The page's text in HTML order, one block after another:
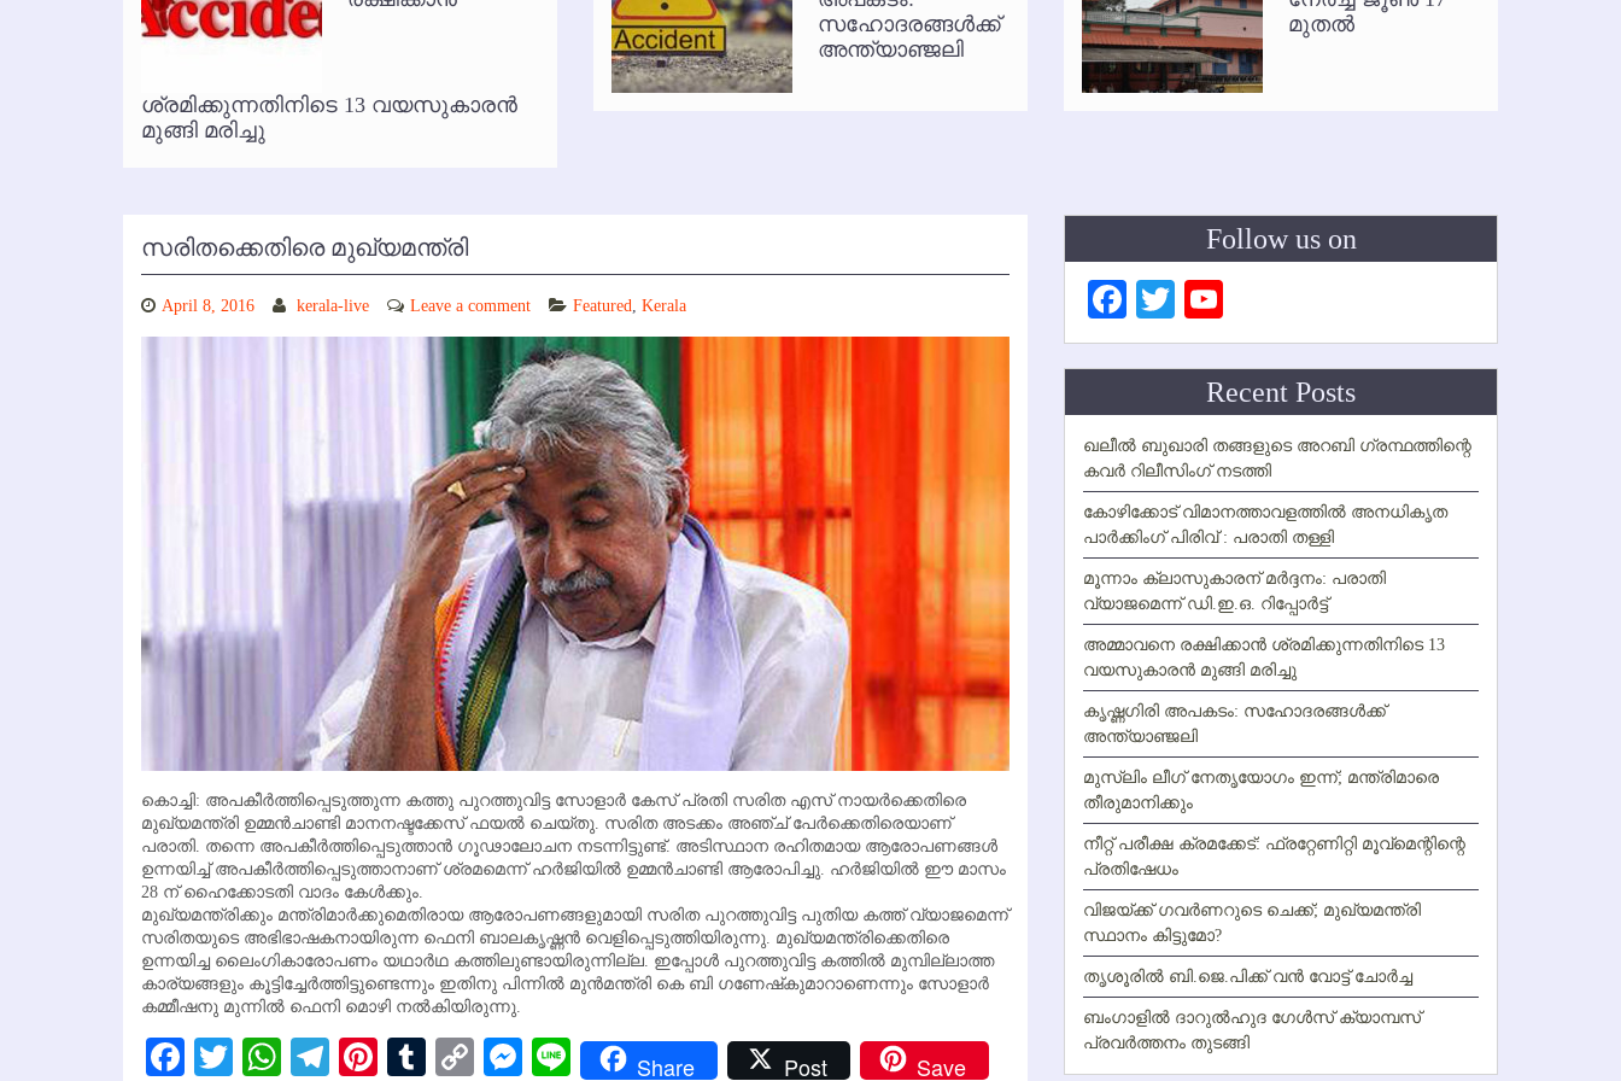
കോഴിക്കോട് വിമാനത്താവളത്തില്‍ അനധികൃത പാര്‍ക്കിംഗ് പിരിവ് : പരാതി തള്ളി
ശ്രമിക്കുന്നതിനിടെ 13 വയസുകാരന്‍
മുങ്ങി മരിച്ചു
സഹോദരങ്ങള്‍ക്ക്
അന്ത്യാഞ്ജലി
മുതല്‍
സരിതക്കെതിരെ മുഖ്യമന്ത്രി
April 8, 2016 kerala-live Leave a comment Featured, Kerala
കൊച്ചി: അപകീര്‍ത്തിപ്പെടുത്തുന്ന കത്തു പുറത്തുവിട്ട സോളാര്‍ കേസ് പ്രതി സരിത എസ് നായര്‍ക്കെതിരെ
മുഖ്യമന്ത്രി ഉമ്മന്‍ചാണ്ടി മാനനഷ്ടക്കേസ് ഫയല്‍ ചെയ്തു. സരിത അടക്കം അഞ്ച് പേര്‍ക്കെതിരെയാണ്
പരാതി. തന്നെ അപകീര്‍ത്തിപ്പെടുത്താന്‍ ഗൂഢാലോചന നടന്നിട്ടുണ്ട്. അടിസ്ഥാന രഹിതമായ ആരോപണങ്ങള്‍
ഉന്നയിച്ച് അപകീര്‍ത്തിപ്പെടുത്താനാണ് ശ്രമമെന്ന് ഹര്‍ജിയില്‍ ഉമ്മന്‍ചാണ്ടി ആരോപിച്ചു. ഹര്‍ജിയില്‍ ഈ മാസം
28 ന് ഹൈക്കോടതി വാദം കേള്‍ക്കും.
മുഖ്യമന്ത്രിക്കും മന്ത്രിമാര്‍ക്കുമെതിരായ ആരോപണങ്ങളുമായി സരിത പുറത്തുവിട്ട പുതിയ കത്ത് വ്യാജമെന്ന്
സരിതയുടെ അഭിഭാഷകനായിരുന്ന ഫെനി ബാലകൃഷ്ണന്‍ വെളിപ്പെടുത്തിയിരുന്നു. മുഖ്യമന്ത്രിക്കെതിരെ
ഉന്നയിച്ച ലൈംഗികാരോപണം യഥാര്‍ഥ കത്തിലുണ്ടായിരുന്നില്ല. ഇപ്പോള്‍ പുറത്തുവിട്ട കത്തില്‍ മുമ്പില്ലാത്ത
കാര്യങ്ങളും കൂട്ടിച്ചേര്‍ത്തിട്ടുണ്ടെന്നും ഇതിനു പിന്നില്‍ മുന്‍മന്ത്രി കെ ബി ഗണേഷ്‌കുമാറാണെന്നും സോളാര്‍
കമ്മീഷനു മുന്നില്‍ ഫെനി മൊഴി നല്‍കിയിരുന്നു.
Facebook
TwitterWhatsApp
Telegram
Pinterest
Tumblr
CopyMessenger
LineShare Post Save
Follow us on
Facebook
Twitter
Channel
Recent Posts
ഖലീല്‍ ബുഖാരി തങ്ങളുടെ അറബി ഗ്രന്ഥത്തിന്റെ
കവര്‍ റിലീസിംഗ് നടത്തി
കോഴിക്കോട് വിമാനത്താവളത്തില്‍ അനധികൃത
പാര്‍ക്കിംഗ് പിരിവ് : പരാതി തള്ളി
മൂന്നാം ക്ലാസുകാരന് മര്‍ദ്ദനം: പരാതി
വ്യാജമെന്ന് ഡി.ഇ.ഒ. റിപ്പോര്‍ട്ട്
അമ്മാവനെ രക്ഷിക്കാന്‍ ശ്രമിക്കുന്നതിനിടെ 13
വയസുകാരന്‍ മുങ്ങി മരിച്ചു
കൃഷ്ണഗിരി അപകടം: സഹോദരങ്ങള്‍ക്ക്
അന്ത്യാഞ്ജലി
മുസ്ലിം ലീഗ് നേതൃയോഗം ഇന്ന്; മന്ത്രിമാരെ
തീരുമാനിക്കും
നീറ്റ് പരീക്ഷ ക്രമക്കേട്: ഫ്രറ്റേണിറ്റി മൂവ്‌മെന്റിന്റെ
പ്രതിഷേധം
വിജയ്ക്ക് ഗവര്‍ണറുടെ ചെക്ക്; മുഖ്യമന്ത്രി
സ്ഥാനം കിട്ടുമോ?
തൃശൂരില്‍ ബി.ജെ.പിക്ക് വന്‍ വോട്ട് ചോര്‍ച്ച
ബംഗാളില്‍ ദാറുല്‍ഹുദ ഗേള്‍സ് ക്യാമ്പസ്
പ്രവര്‍ത്തനം തുടങ്ങി